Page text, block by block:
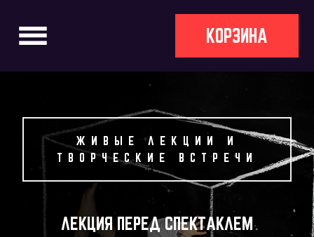
КОРЗИНА
ЖИВЫЕ ЛЕКЦИИ И
ТВОРЧЕСКИЕ ВСТРЕЧИ
ЛЕКЦИЯ ПЕРЕД СПЕКТАКЛЕМ